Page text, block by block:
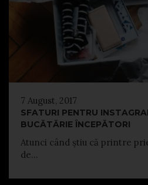
7 August, 2017
SFATURI PENTRU
BUCĂTĂRIE ÎNCEPĂTORI
Atunci când știu că printre
de...